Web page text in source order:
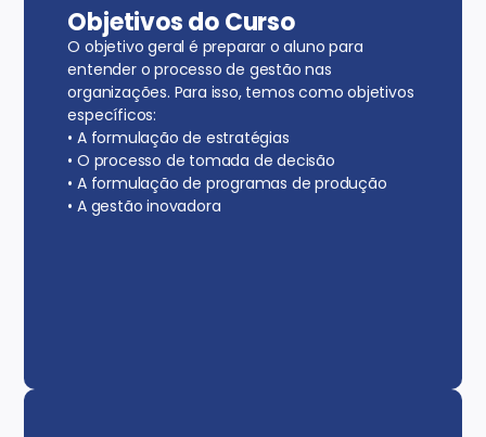
Objetivos do Curso
O objetivo geral é preparar o aluno para
entender o processo de gestão nas
organizações. Para isso, temos como objetivos
específicos:
• A formulação de estratégias
• O processo de tomada de decisão
• A formulação de programas de produção
• A gestão inovadora